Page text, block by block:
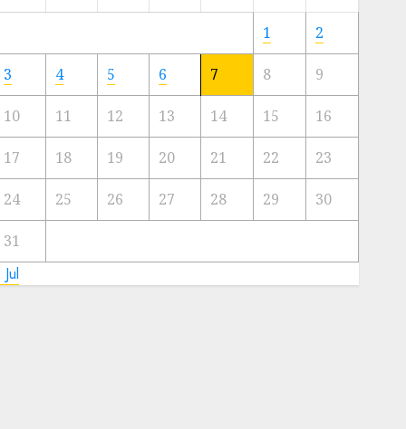
Artis
Kota
23/11/2024
0
1 2
3 4 5 6 7 8 9
10 11 12 13 14 15 16
17 18 19 20 21 22 23
24 25 26 27 28 29 30
31